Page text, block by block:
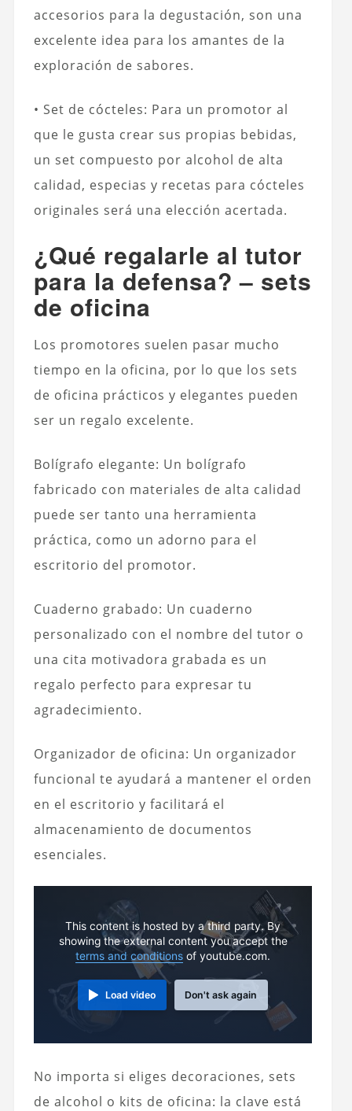
accesorios para la degustación, son una
excelente idea para los amantes de la
exploración de sabores.
• Set de cócteles: Para un promotor al
que le gusta crear sus propias bebidas,
un set compuesto por alcohol de alta
calidad, especias y recetas para cócteles
originales será una elección acertada.
¿Qué regalarle al tutor
para la defensa? – sets
de oficina
Los promotores suelen pasar mucho
tiempo en la oficina, por lo que los sets
de oficina prácticos y elegantes pueden
ser un regalo excelente.
Bolígrafo elegante: Un bolígrafo
fabricado con materiales de alta calidad
puede ser tanto una herramienta
práctica, como un adorno para el
escritorio del promotor.
Cuaderno grabado: Un cuaderno
personalizado con el nombre del tutor o
una cita motivadora grabada es un
regalo perfecto para expresar tu
agradecimiento.
Organizador de oficina: Un organizador
funcional te ayudará a mantener el orden
en el escritorio y facilitará el
almacenamiento de documentos
esenciales.
This content is hosted by a third party. By
showing the external content you accept the
terms and conditions of youtube.com.
Load video Don't ask again
No importa si eliges decoraciones, sets
de alcohol o kits de oficina: la clave está